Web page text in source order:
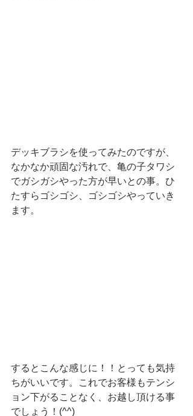
デッキブラシを使ってみたのですが、
なかなか頑固な汚れで、亀の子タワシ
でガシガシやった方が早いとの事。ひ
たすらゴシゴシ、ゴシゴシやっていき
ます。
するとこんな感じに！！とっても気持
ちがいいです。これでお客様もテンシ
ョン下がることなく、お越し頂ける事
でしょう！(^^)